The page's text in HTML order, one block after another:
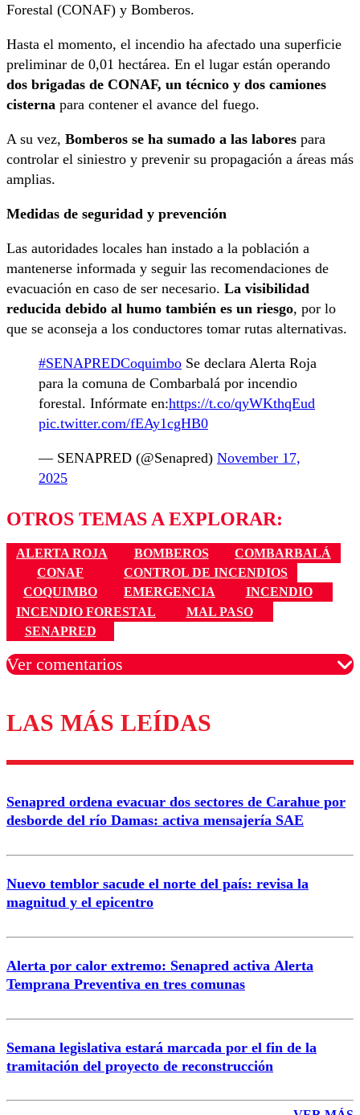
Forestal (CONAF) y Bomberos.
Hasta el momento, el incendio ha afectado una superficie
preliminar de 0,01 hectárea. En el lugar están operando
dos brigadas de CONAF, un técnico y dos camiones
cisterna para contener el avance del fuego.
A su vez, Bomberos se ha sumado a las labores para
controlar el siniestro y prevenir su propagación a áreas más
amplias.
Medidas de seguridad y prevención
Las autoridades locales han instado a la población a
mantenerse informada y seguir las recomendaciones de
evacuación en caso de ser necesario. La visibilidad
reducida debido al humo también es un riesgo, por lo
que se aconseja a los conductores tomar rutas alternativas.
#SENAPREDCoquimbo Se declara Alerta Roja
para la comuna de Combarbalá por incendio
forestal. Infórmate en:https://t.co/qyWKthqEud
pic.twitter.com/fEAy1cgHB0
— SENAPRED (@Senapred) November 17,
2025
OTROS TEMAS A EXPLORAR:
ALERTA ROJA BOMBEROS
COMBARBALÁ
CONAF
CONTROL DE INCENDIOS
COQUIMBO
EMERGENCIA
INCENDIO
INCENDIO FORESTAL
MAL PASO
SENAPRED
Ver comentarios
Los comentarios son moderados para garantizar un
diálogo respetuoso.
Correo
LAS MÁS LEÍDAS
Senapred ordena evacuar dos sectores de Carahue por
desborde del río Damas: activa mensajería SAE
Nuevo temblor sacude el norte del país: revisa la
magnitud y el epicentro
Alerta por calor extremo: Senapred activa Alerta
Temprana Preventiva en tres comunas
Semana legislativa estará marcada por el fin de la
tramitación del proyecto de reconstrucción